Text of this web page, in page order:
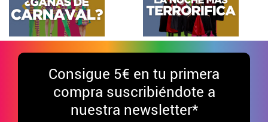
Consigue 5€ en tu primera
compra suscribiéndote a
nuestra newsletter*